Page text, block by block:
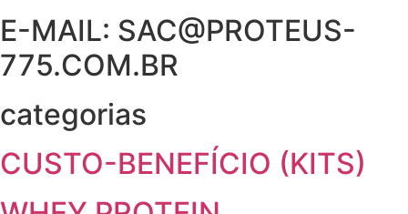
E-MAIL: SAC@PROTEUS-
775.COM.BR
categorias
CUSTO-BENEFÍCIO (KITS)